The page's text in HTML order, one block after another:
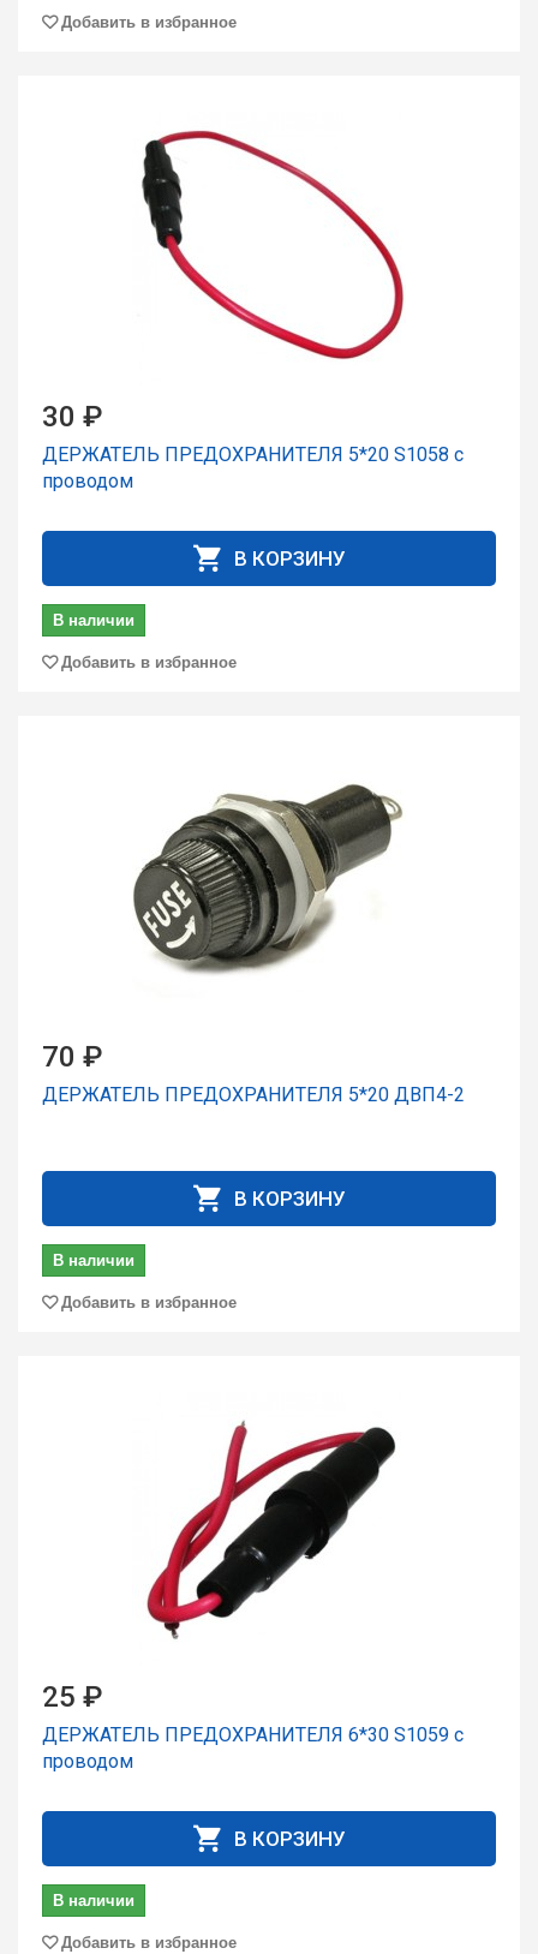
Добавить в избранное
30 ₽
ДЕРЖАТЕЛЬ ПРЕДОХРАНИТЕЛЯ 5*20 S1058 с
пpоводом
В КОРЗИНУ
В наличии
Добавить в избранное
70 ₽
ДЕРЖАТЕЛЬ ПРЕДОХРАНИТЕЛЯ 5*20 ДВП4-2
В КОРЗИНУ
В наличии
Добавить в избранное
25 ₽
ДЕРЖАТЕЛЬ ПРЕДОХРАНИТЕЛЯ 6*30 S1059 с
проводом
В КОРЗИНУ
В наличии
Добавить в избранное